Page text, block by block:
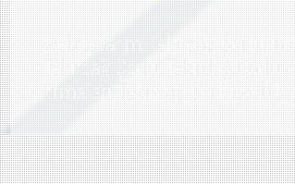
web tasarımı Tekirdağ Çorlu,
Tekirdağ Çorlu, Tekirdağ Çorlu
firmaları, Tekirdağ Çorlu web
yedek parça web